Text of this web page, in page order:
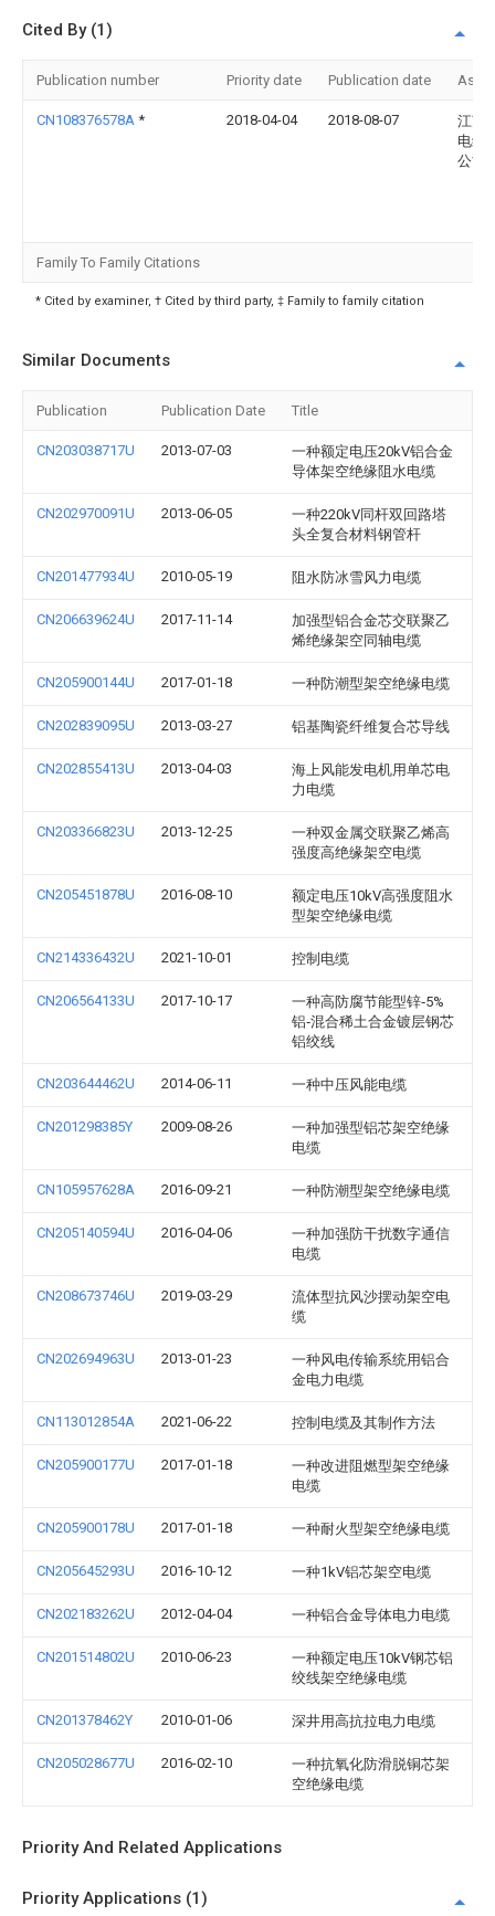
Cited By (1)
Publication number Priority date Publication date
CN108376578A * 2018-04-04 2018-08-07
江苏
电缆
公司
Family To Family Citations
* Cited by examiner, † Cited by third party, ‡ Family to family citation
Similar Documents
Publication Publication Date Title
CN203038717U 2013-07-03
一种额定电压20kV铝合金
导体架空绝缘阻水电缆
CN202970091U 2013-06-05
一种220kV同杆双回路塔
头全复合材料钢管杆
CN201477934U 2010-05-19 阻水防冰雪风力电缆
CN206639624U 2017-11-14
加强型铝合金芯交联聚乙
烯绝缘架空同轴电缆
CN205900144U 2017-01-18 一种防潮型架空绝缘电缆
CN202839095U 2013-03-27 铝基陶瓷纤维复合芯导线
CN202855413U 2013-04-03
海上风能发电机用单芯电
力电缆
CN203366823U 2013-12-25
一种双金属交联聚乙烯高
强度高绝缘架空电缆
CN205451878U 2016-08-10
额定电压10kV高强度阻水
型架空绝缘电缆
CN214336432U 2021-10-01 控制电缆
CN206564133U 2017-10-17
一种高防腐节能型锌‑5%
铝‑混合稀土合金镀层钢芯
铝绞线
CN203644462U 2014-06-11 一种中压风能电缆
CN201298385Y 2009-08-26
一种加强型铝芯架空绝缘
电缆
CN105957628A 2016-09-21 一种防潮型架空绝缘电缆
CN205140594U 2016-04-06
一种加强防干扰数字通信
电缆
CN208673746U 2019-03-29
流体型抗风沙摆动架空电
缆
CN202694963U 2013-01-23
一种风电传输系统用铝合
金电力电缆
CN113012854A 2021-06-22 控制电缆及其制作方法
CN205900177U 2017-01-18
一种改进阻燃型架空绝缘
电缆
CN205900178U 2017-01-18 一种耐火型架空绝缘电缆
CN205645293U 2016-10-12 一种1kV铝芯架空电缆
CN202183262U 2012-04-04 一种铝合金导体电力电缆
CN201514802U 2010-06-23
一种额定电压10kV钢芯铝
绞线架空绝缘电缆
CN201378462Y 2010-01-06 深井用高抗拉电力电缆
CN205028677U 2016-02-10
一种抗氧化防滑脱铜芯架
空绝缘电缆
Priority And Related Applications
Priority Applications (1)